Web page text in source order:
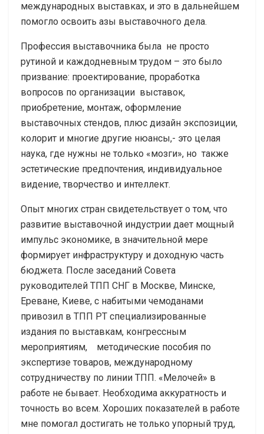
международных выставках, и это в дальнейшем
помогло освоить азы выставочного дела.
Профессия выставочника была не просто
рутиной и каждодневным трудом – это было
призвание: проектирование, проработка
вопросов по организации выставок,
приобретение, монтаж, оформление
выставочных стендов, плюс дизайн экспозиции,
колорит и многие другие нюансы,- это целая
наука, где нужны не только «мозги», но также
эстетические предпочтения, индивидуальное
видение, творчество и интеллект.
Опыт многих стран свидетельствует о том, что
развитие выставочной индустрии дает мощный
импульс экономике, в значительной мере
формирует инфраструктуру и доходную часть
бюджета. После заседаний Совета
руководителей ТПП СНГ в Москве, Минске,
Ереване, Киеве, с набитыми чемоданами
привозил в ТПП РТ специализированные
издания по выставкам, конгрессным
мероприятиям, методические пособия по
экспертизе товаров, международному
сотрудничеству по линии ТПП. «Мелочей» в
работе не бывает. Необходима аккуратность и
точность во всем. Хороших показателей в работе
мне помогал достигать не только упорный труд,